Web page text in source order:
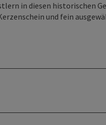
in diesen historischen
und fein